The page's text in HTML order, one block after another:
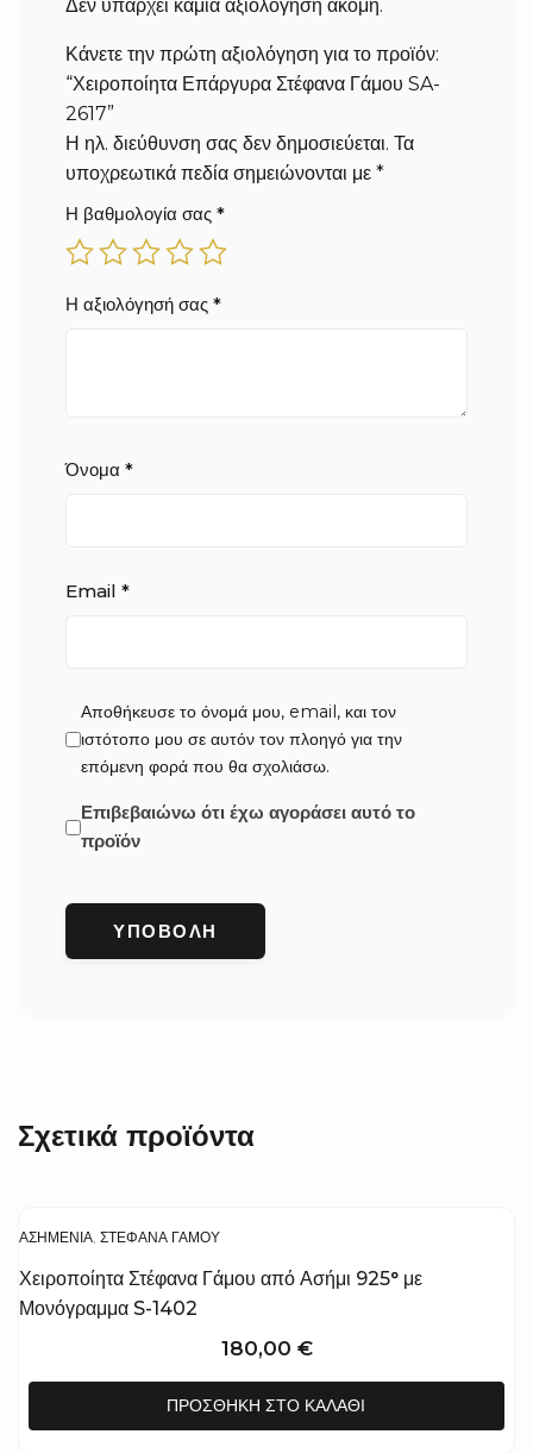
Δεν υπάρχει καμία αξιολόγηση ακόμη.
Κάνετε την πρώτη αξιολόγηση για το προϊόν:
“Χειροποίητα Επάργυρα Στέφανα Γάμου SA-
2617”
Η ηλ. διεύθυνση σας δεν δημοσιεύεται. Τα
υποχρεωτικά πεδία σημειώνονται με *
Η βαθμολογία σας *
Η αξιολόγησή σας *
Όνομα *
Email *
Αποθήκευσε το όνομά μου, email, και τον
ιστότοπο μου σε αυτόν τον πλοηγό για την
επόμενη φορά που θα σχολιάσω.
Επιβεβαιώνω ότι έχω αγοράσει αυτό το
προϊόν
Σχετικά προϊόντα
ΑΣΗΜΈΝΙΑ, ΣΤΈΦΑΝΑ ΓΆΜΟΥ
Χειροποίητα Στέφανα Γάμου από Ασήμι 925° με
Μονόγραμμα S-1402
180,00 €
ΠΡΟΣΘΉΚΗ ΣΤΟ ΚΑΛΆΘΙ